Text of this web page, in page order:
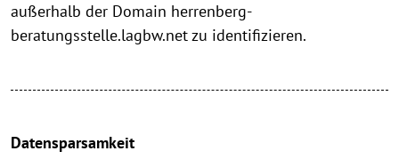
außerhalb der Domain herrenberg-
beratungsstelle.lagbw.net zu identifizieren.
Datensparsamkeit